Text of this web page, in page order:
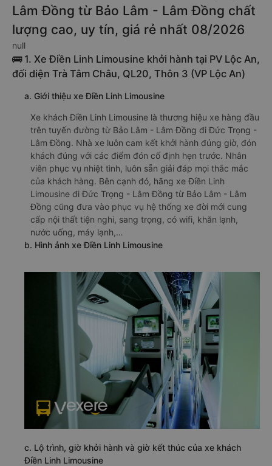
Lâm Đồng từ Bảo Lâm - Lâm Đồng chất
lượng cao, uy tín, giá rẻ nhất 08/2026
null
🚌 1. Xe Điền Linh Limousine khởi hành tại PV Lộc An,
đối diện Trà Tâm Châu, QL20, Thôn 3 (VP Lộc An)
a. Giới thiệu xe Điền Linh Limousine
Xe khách Điền Linh Limousine là thương hiệu xe hàng đầu
trên tuyến đường từ Bảo Lâm - Lâm Đồng đi Đức Trọng -
Lâm Đồng. Nhà xe luôn cam kết khởi hành đúng giờ, đón
khách đúng với các điểm đón cố định hẹn trước. Nhân
viên phục vụ nhiệt tình, luôn sẵn giải đáp mọi thắc mắc
của khách hàng. Bên cạnh đó, hãng xe Điền Linh
Limousine đi Đức Trọng - Lâm Đồng từ Bảo Lâm - Lâm
Đồng cũng đưa vào phục vụ hệ thống xe đời mới cung
cấp nội thất tiện nghi, sang trọng, có wifi, khăn lạnh,
nước uống, máy lạnh,…
b. Hình ảnh xe Điền Linh Limousine
c. Lộ trình, giờ khởi hành và giờ kết thúc của xe khách
Điền Linh Limousine